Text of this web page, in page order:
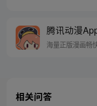
密，张楚
同踏上“异
腾讯动漫
海量正版漫画畅
相关问答